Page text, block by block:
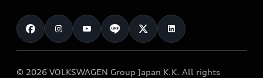
カタログ一覧
車検 / 定期点検
e-tronアフターサポート
クオリティ
保証
メンテナンス
お知らせ
オーナー様向けキャンペーン
© 2026 VOLKSWAGEN Group Japan K.K. All rights